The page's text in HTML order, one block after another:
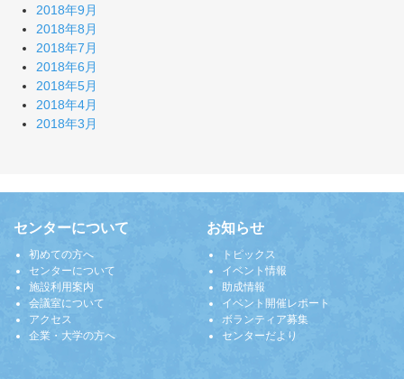
2018年9月
2018年8月
2018年7月
2018年6月
2018年5月
2018年4月
2018年3月
センターについて
初めての方へ
センターについて
施設利用案内
会議室について
アクセス
企業・大学の方へ
お知らせ
トピックス
イベント情報
助成情報
イベント開催レポート
ボランティア募集
センターだより